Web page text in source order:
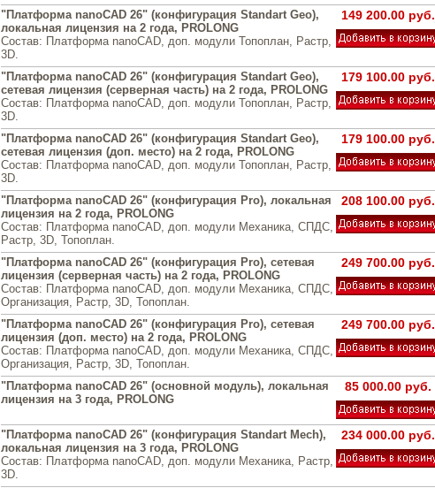
"Платформа nanoCAD 26" (конфигурация Standart Geo),
локальная лицензия на 2 года, PROLONG
Состав: Платформа nanoCAD, доп. модули Топоплан, Растр,
3D.
149 200.00 руб.
"Платформа nanoCAD 26" (конфигурация Standart Geo),
сетевая лицензия (серверная часть) на 2 года, PROLONG
Состав: Платформа nanoCAD, доп. модули Топоплан, Растр,
3D.
179 100.00 руб.
"Платформа nanoCAD 26" (конфигурация Standart Geo),
сетевая лицензия (доп. место) на 2 года, PROLONG
Состав: Платформа nanoCAD, доп. модули Топоплан, Растр,
3D.
179 100.00 руб.
"Платформа nanoCAD 26" (конфигурация Pro), локальная
лицензия на 2 года, PROLONG
Состав: Платформа nanoCAD, доп. модули Механика, СПДС,
Растр, 3D, Топоплан.
208 100.00 руб.
"Платформа nanoCAD 26" (конфигурация Pro), сетевая
лицензия (серверная часть) на 2 года, PROLONG
Состав: Платформа nanoCAD, доп. модули Механика, СПДС,
Организация, Растр, 3D, Топоплан.
249 700.00 руб.
"Платформа nanoCAD 26" (конфигурация Pro), сетевая
лицензия (доп. место) на 2 года, PROLONG
Состав: Платформа nanoCAD, доп. модули Механика, СПДС,
Организация, Растр, 3D, Топоплан.
249 700.00 руб.
"Платформа nanoCAD 26" (основной модуль), локальная
лицензия на 3 года, PROLONG
85 000.00 руб.
"Платформа nanoCAD 26" (конфигурация Standart Mech),
локальная лицензия на 3 года, PROLONG
Состав: Платформа nanoCAD, доп. модули Механика, Растр,
3D.
234 000.00 руб.